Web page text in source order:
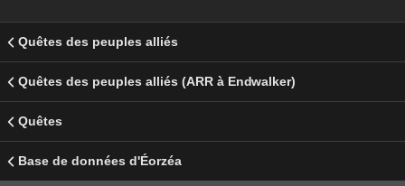
Quêtes des peuples alliés
Quêtes des peuples alliés (ARR à Endwalker)
Quêtes
Base de données d'Éorzéa